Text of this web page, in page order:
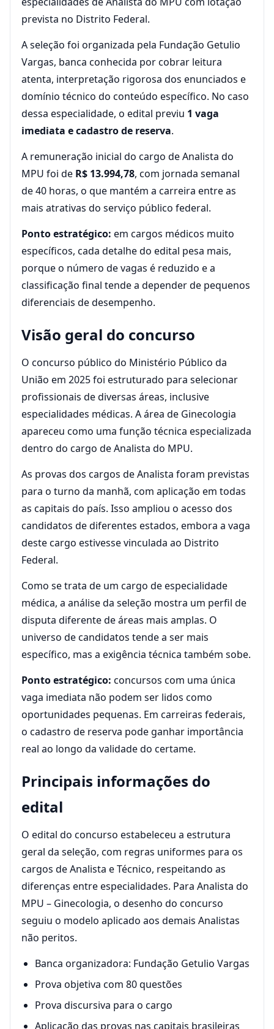
prevista no Distrito Federal.
A seleção foi organizada pela Fundação Getulio
Vargas, banca conhecida por cobrar leitura
atenta, interpretação rigorosa dos enunciados e
domínio técnico do conteúdo específico. No caso
dessa especialidade, o edital previu 1 vaga
imediata e cadastro de reserva.
A remuneração inicial do cargo de Analista do
MPU foi de R$ 13.994,78, com jornada semanal
de 40 horas, o que mantém a carreira entre as
mais atrativas do serviço público federal.
Ponto estratégico: em cargos médicos muito
específicos, cada detalhe do edital pesa mais,
porque o número de vagas é reduzido e a
classificação final tende a depender de pequenos
diferenciais de desempenho.
Visão geral do concurso
O concurso público do Ministério Público da
União em 2025 foi estruturado para selecionar
profissionais de diversas áreas, inclusive
especialidades médicas. A área de Ginecologia
apareceu como uma função técnica especializada
dentro do cargo de Analista do MPU.
As provas dos cargos de Analista foram previstas
para o turno da manhã, com aplicação em todas
as capitais do país. Isso ampliou o acesso dos
candidatos de diferentes estados, embora a vaga
deste cargo estivesse vinculada ao Distrito
Federal.
Como se trata de um cargo de especialidade
médica, a análise da seleção mostra um perfil de
disputa diferente de áreas mais amplas. O
universo de candidatos tende a ser mais
específico, mas a exigência técnica também sobe.
Ponto estratégico: concursos com uma única
vaga imediata não podem ser lidos como
oportunidades pequenas. Em carreiras federais,
o cadastro de reserva pode ganhar importância
real ao longo da validade do certame.
Principais informações do
edital
O edital do concurso estabeleceu a estrutura
geral da seleção, com regras uniformes para os
cargos de Analista e Técnico, respeitando as
diferenças entre especialidades. Para Analista do
MPU – Ginecologia, o desenho do concurso
seguiu o modelo aplicado aos demais Analistas
não peritos.
Banca organizadora: Fundação Getulio Vargas
Prova objetiva com 80 questões
Prova discursiva para o cargo
Aplicação das provas nas capitais brasileiras